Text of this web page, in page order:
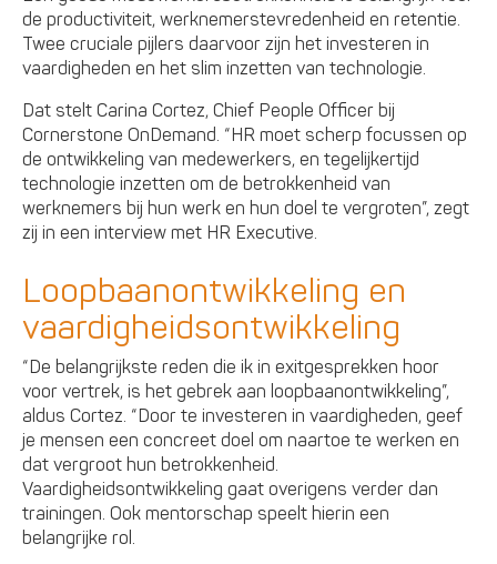
de productiviteit, werknemerstevredenheid en retentie.
Twee cruciale pijlers daarvoor zijn het investeren in
vaardigheden en het slim inzetten van technologie.
Dat stelt Carina Cortez, Chief People Officer bij
Cornerstone OnDemand. “HR moet scherp focussen op
de ontwikkeling van medewerkers, en tegelijkertijd
technologie inzetten om de betrokkenheid van
werknemers bij hun werk en hun doel te vergroten”, zegt
zij in een interview met HR Executive.
Loopbaanontwikkeling en
vaardigheidsontwikkeling
“De belangrijkste reden die ik in exitgesprekken hoor
voor vertrek, is het gebrek aan loopbaanontwikkeling”,
aldus Cortez. “Door te investeren in vaardigheden, geef
je mensen een concreet doel om naartoe te werken en
dat vergroot hun betrokkenheid.
Vaardigheidsontwikkeling gaat overigens verder dan
trainingen. Ook mentorschap speelt hierin een
belangrijke rol.